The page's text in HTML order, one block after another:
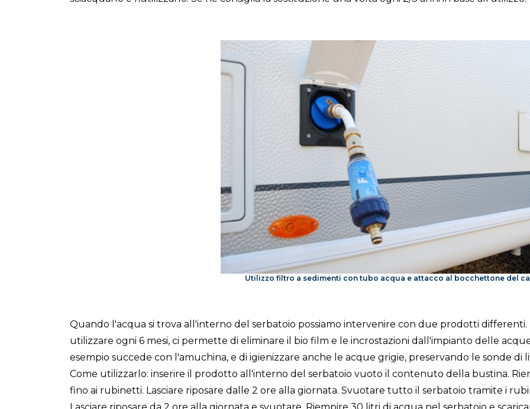
Utilizzo filtro a sedimenti con tubo acqua e attacco al bocchettone del
Quando l'acqua si trova all'interno del serbatoio possiamo intervenire con due prodotti differenti.
utilizzare ogni 6 mesi, ci permette di eliminare il bio film e le incrostazioni dall'impianto delle
esempio succede con l'amuchina, e di igienizzare anche le acque grigie, preservando le sonde di
Come utilizzarlo: inserire il prodotto all'interno del serbatoio vuoto il contenuto della bustina.
fino ai rubinetti. Lasciare riposare dalle 2 ore alla giornata. Svuotare tutto il serbatoio tramite i